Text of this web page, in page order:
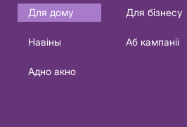
Основная
навигация
Для дому Для бізнесу
Навіны
Аб кампаніі
Адно акно